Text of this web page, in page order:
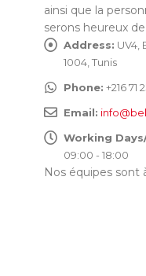
ainsi que la
serons heureux
Address: UV4,
1004, Tunis
Phone: +216 71
Email:
Working
09:00 - 18:00
Nos équipes sont